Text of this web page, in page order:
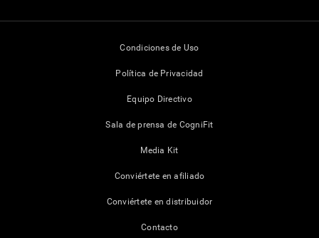
Condiciones de Uso
Política de Privacidad
Equipo Directivo
Sala de prensa de CogniFit
Media Kit
Conviértete en afiliado
Conviértete en distribuidor
Contacto